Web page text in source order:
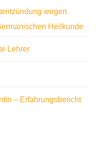
wegen
Heilkunde
Lehrer
– Erfahrungsbericht